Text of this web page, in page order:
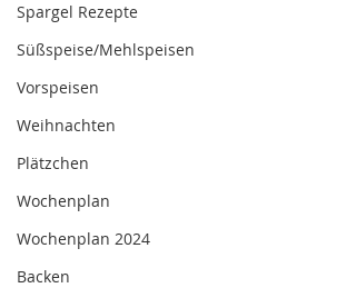
Spargel Rezepte
Süßspeise/Mehlspeisen
Vorspeisen
Weihnachten
Plätzchen
Wochenplan
Wochenplan 2024
Backen